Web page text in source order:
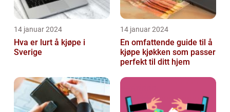
14 januar 2024
Hva er lurt å kjøpe i
Sverige
14 januar 2024
En omfattende guide til å
kjøpe kjøkken som passer
perfekt til ditt hjem